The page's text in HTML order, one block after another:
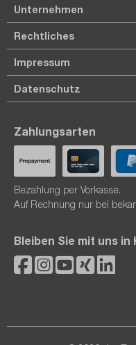
Unternehmen
Rechtliches
Impressum
Datenschutz
Zahlungsarten
Bezahlung per Vorkasse.
Auf Rechnung nur bei
Bleiben Sie mit uns in